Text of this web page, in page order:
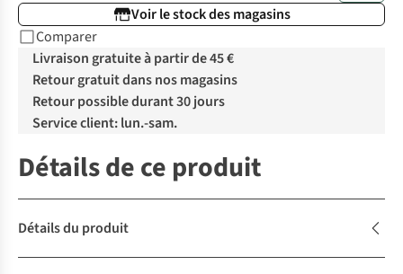
Voir le stock des magasins
Comparer
Livraison gratuite à partir de 45 €
Retour gratuit dans nos magasins
Retour possible durant 30 jours
Service client: lun.-sam.
Détails de ce produit
Détails du produit